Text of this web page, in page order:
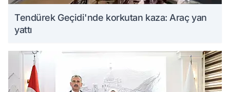
Tendürek Geçidi'nde korkutan kaza: Araç yan
yattı